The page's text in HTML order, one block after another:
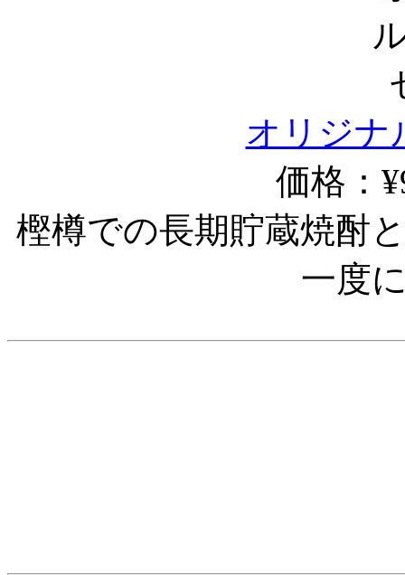
オリジナ
価格：
樫樽での長期貯蔵焼酎
一度